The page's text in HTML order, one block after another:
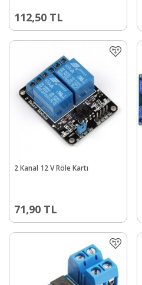
112,50 TL
2 Kanal 12 V Röle Kartı
71,90 TL